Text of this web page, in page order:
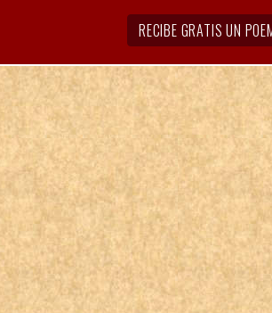
RECIBE GRATIS UN